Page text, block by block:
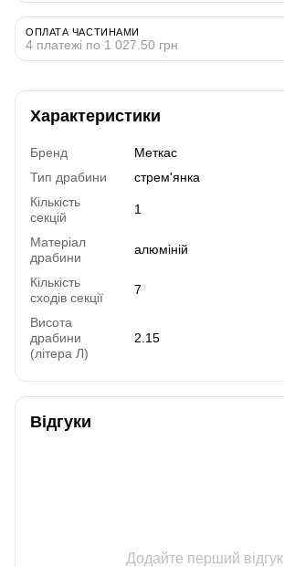
ОПЛАТА ЧАСТИНАМИ
4 платежі по 1 027.50 грн
Характеристики
Бренд
Меткас
Тип драбини
стрем'янка
Кількість
секцій
1
Матеріал
драбини
алюміній
Кількість
сходів секції
7
Висота
драбини
(літера Л)
2.15
Відгуки
Додайте перший відгук